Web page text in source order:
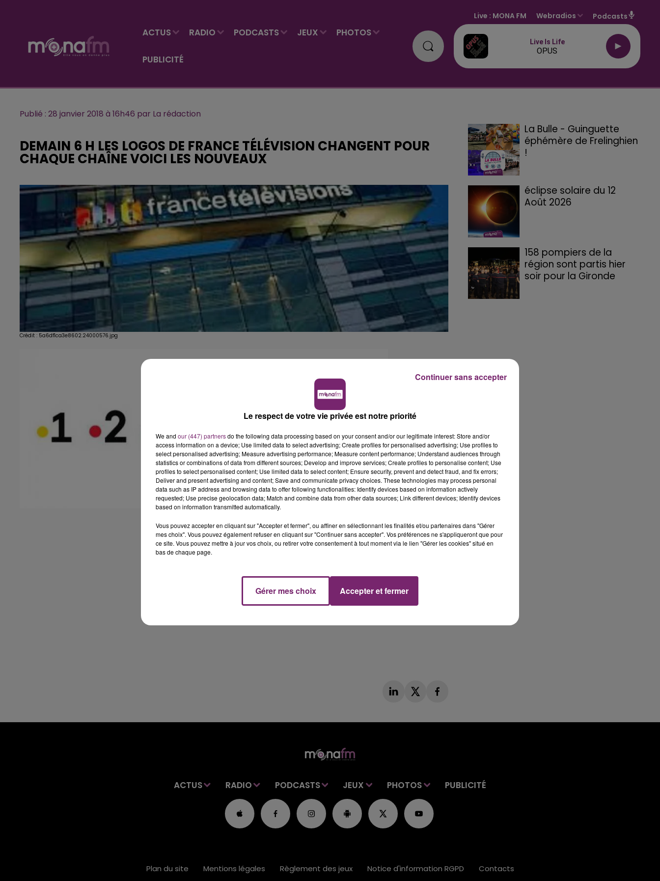
ACTUS RADIO PODCASTS JEUX PHOTOS
PUBLICITÉ
Live : MONA FM Webradios Podcasts
Live Is Life
OPUS
Publié : 28 janvier 2018 à 16h46 par La rédaction
DEMAIN 6 H LES LOGOS DE FRANCE TÉLÉVISION CHANGENT POUR
CHAQUE CHAÎNE VOICI LES NOUVEAUX
Crédit : 5a6df1ca3e8602.24000576.jpg
La Bulle - Guinguette
éphémère de Frelinghien
!
éclipse solaire du 12
Août 2026
158 pompiers de la
région sont partis hier
soir pour la Gironde
ACTUS RADIO PODCASTS JEUX PHOTOS PUBLICITÉ
Plan du site Mentions légales Règlement des jeux Notice d'information RGPD Contacts
Le respect de votre vie privée est notre priorité
We and our (447) partnersdo the following data processing based on your consent and/or our legitimate interest: Store and/or
access information on a device; Use limited data to select advertising; Create profiles for personalised advertising; Use profiles to
select personalised advertising; Measure advertising performance; Measure content performance; Understand audiences through
statistics or combinations of data from different sources; Develop and improve services; Create profiles to personalise content; Use
profiles to select personalised content; Use limited data to select content; Ensure security, prevent and detect fraud, and fix errors;
Deliver and present advertising and content; Save and communicate privacy choices. These technologies may process personal
data such as IP address and browsing data to offer following functionalities: Identify devices based on information actively
requested; Use precise geolocation data; Match and combine data from other data sources; Link different devices; Identify devices
based on information transmitted automatically.
Vous pouvez accepter en cliquant sur "Accepter et fermer", ou affiner en sélectionnant les finalités et/ou partenaires dans "Gérer
mes choix". Vous pouvez également refuser en cliquant sur "Continuer sans accepter". Vos préférences ne s'appliqueront que pour
ce site. Vous pouvez mettre à jour vos choix, ou retirer votre consentement à tout moment via le lien "Gérer les cookies" situé en
bas de chaque page.
Gérer mes choix Accepter et fermer
Continuer sans accepter